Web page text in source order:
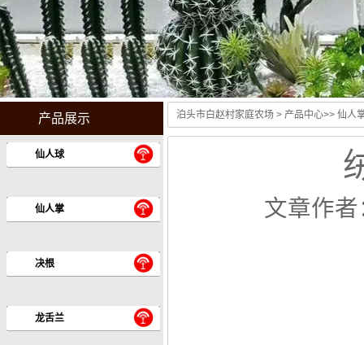
产品展示
仙人球
仙人掌
决根
龙舌兰
泊头市白赵村家庭农场 > 产品中心>> 仙人
文章作